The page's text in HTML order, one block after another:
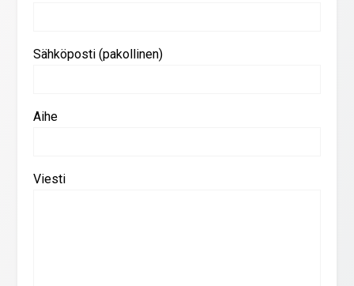
Sähköposti (pakollinen)
Aihe
Viesti